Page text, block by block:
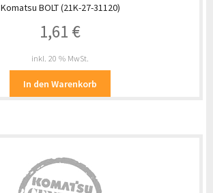
Komatsu BOLT (21K-27-31120)
1,61 €
inkl. 20 % MwSt.
In den Warenkorb